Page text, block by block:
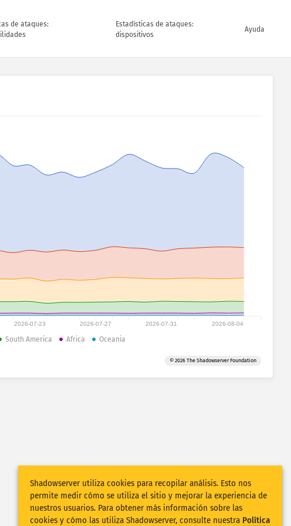
de ataques:
Estadísticas de ataques:
dispositivos
Ayuda
2026-07-23 2026-07-27 2026-07-31 2026-08-04
South America Africa Oceania
© 2026 The Shadowserver Foundation
Shadowserver utiliza cookies para recopilar análisis. Esto nos
permite medir cómo se utiliza el sitio y mejorar la experiencia de
nuestros usuarios. Para obtener más información sobre las
cookies y cómo las utiliza Shadowserver, consulte nuestra Política